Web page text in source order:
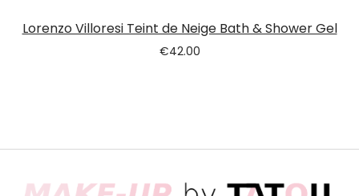
Lorenzo Villoresi Teint de Neige Bath & Shower Gel
€42.00